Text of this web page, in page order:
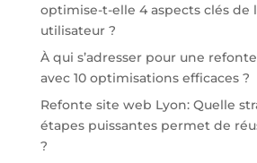
optimise-t-elle 4 aspects clés de
utilisateur ?
À qui s’adresser pour une
avec 10 optimisations efficaces ?
Refonte site web Lyon: Quelle
étapes puissantes permet de
?